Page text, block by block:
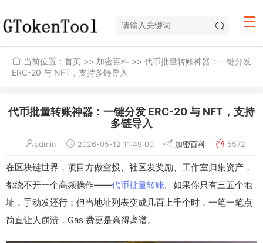
当前位置： 首页 >> 加密百科 >> 代币批量转账神器：一键分发
ERC-20 与 NFT，支持多链导入
代币批量转账神器：一键分发 ERC-20 与 NFT，支持
多链导入
admin 2026-05-12 11:49:00 加密百科 5572
在区块链世界，项目方做空投、社区发奖励、工作室归集资产，
都绕不开一个高频操作——代币批量转账。如果你只有三五个地
址，手动发还行；但当地址列表变成几百上千个时，一笔一笔点
简直让人崩溃，Gas 费更是高得离谱。